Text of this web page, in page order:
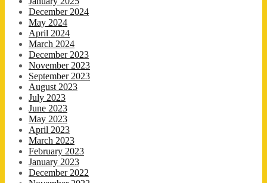
December 2024
May 2024
April 2024
March 2024
December 2023
November 2023
September 2023
August 2023
July 2023
June 2023
May 2023
April 2023
March 2023
February 2023
January 2023
December 2022